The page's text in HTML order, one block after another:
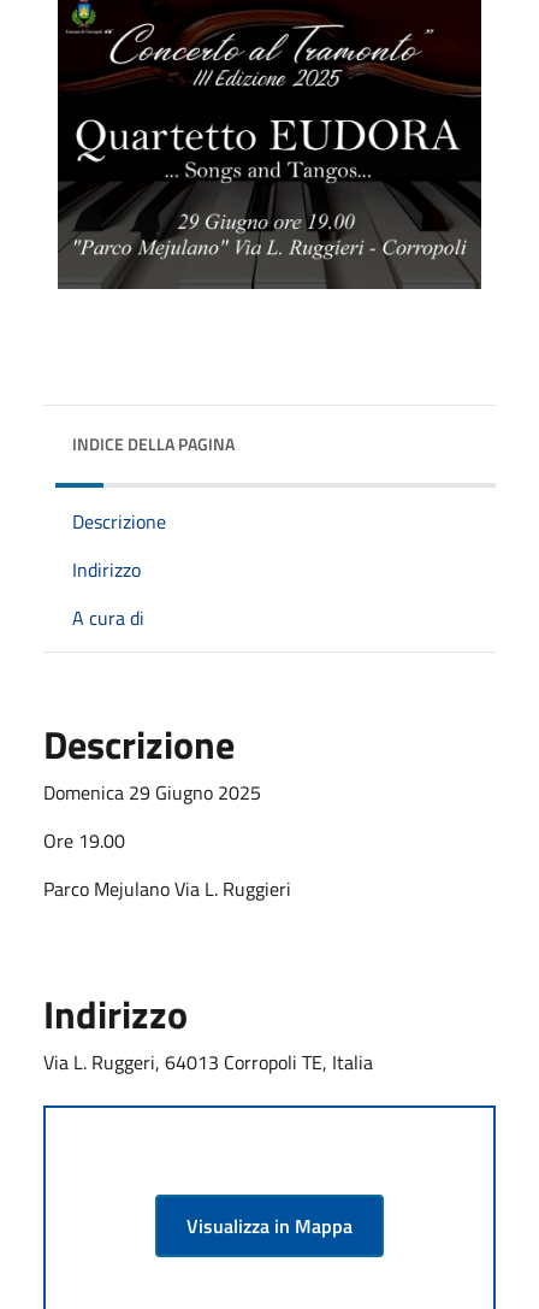
INDICE DELLA PAGINA
Descrizione
Indirizzo
A cura di
Descrizione
Domenica 29 Giugno 2025
Ore 19.00
Parco Mejulano Via L. Ruggieri
Indirizzo
Via L. Ruggeri, 64013 Corropoli TE, Italia
Visualizza in Mappa